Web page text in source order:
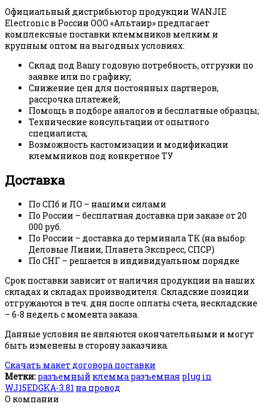
Официальный дистрибьютор продукции WANJIE
Electronic в России ООО «Альтаир» предлагает
комплексные поставки клеммников мелким и
крупным оптом на выгодных условиях:
Склад под Вашу годовую потребность, отгрузки по
заявке или по графику;
Снижение цен для постоянных партнеров,
рассрочка платежей;
Помощь в подборе аналогов и бесплатные образцы;
Технические консультации от опытного
специалиста;
Возможность кастомизации и модификации
клеммников под конкретное ТУ
Доставка
По СПб и ЛО – нашими силами
По России – бесплатная доставка при заказе от 20
000 руб.
По России – доставка до терминала ТК (на выбор:
Деловые Линии, Планета Экспресс, СПСР)
По СНГ – решается в индивидуальном порядке
Срок поставки зависит от наличия продукции на наших
складах и складах производителя. Складские позиции
отгружаются в теч. дня после оплаты счета, нескладские
– 6-8 недель с момента заказа.
Данные условия не являются окончательными и могут
быть изменены в сторону заказчика.
Скачать макет договора поставки
Метки: разъемный клемма разъемная plug in
WJ15EDGKA-3.81 на провод
О компании